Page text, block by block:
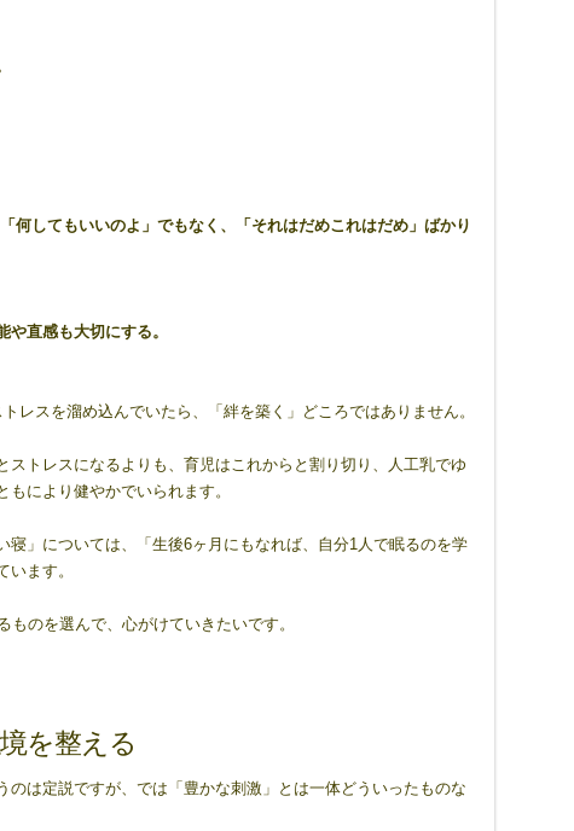
何してもいいのよ」でもなく、「それはだめこれはだめ」ばかり
直感も大切にする。
レスを溜め込んでいたら、「絆を築く」どころではありません。
トレスになるよりも、育児はこれからと割り切り、人工乳でゆ
により健やかでいられます。
」については、「生後6ヶ月にもなれば、自分1人で眠るのを学
ます。
のを選んで、心がけていきたいです。
を整える
のは定説ですが、では「豊かな刺激」とは一体どういったものな